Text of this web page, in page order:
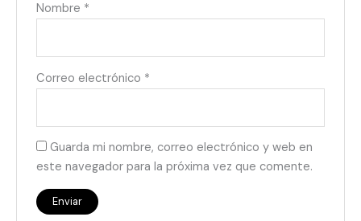
Nombre *
Correo electrónico *
Guarda mi nombre, correo electrónico y web en
este navegador para la próxima vez que comente.